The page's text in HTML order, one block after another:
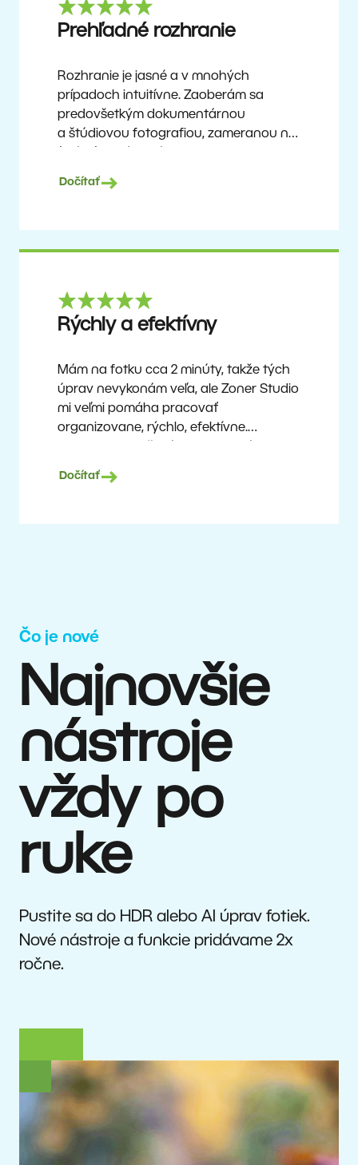
Ron
Prehľadné rozhranie
Rozhranie je jasné a v mnohých
prípadoch intuitívne. Zaoberám sa
predovšetkým dokumentárnou
a štúdiovou fotografiou, zameranou na
ktorý sa neustále aktualizuje
fotografií.
Dočítať
Rýchly a efektívny
Mám na fotku cca 2 minúty, takže tých
úprav nevykonám veľa, ale Zoner Studio
mi veľmi pomáha pracovať
organizovane, rýchlo, efektívne.
a napriek tomu môžem ponúkať dobré
Dočítať
Čo je nové
Najnovšie
nástroje
vždy po
ruke
Pustite sa do HDR alebo AI úprav fotiek.
Nové nástroje a funkcie pridávame 2x
ročne.